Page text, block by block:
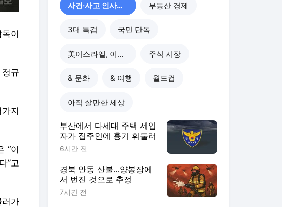
이
규
지
“이
”고
가
사건·사고 인사이드 부동산 경제
3대 특검 국민 단독
美이스라엘, 이란 공습 주식 시장
& 문화 & 여행 월드컵
아직 살만한 세상
부산에서 다세대 주택 세입
자가 집주인에 흉기 휘둘러
6시간 전
경북 안동 산불…양봉장에
서 번진 것으로 추정
7시간 전